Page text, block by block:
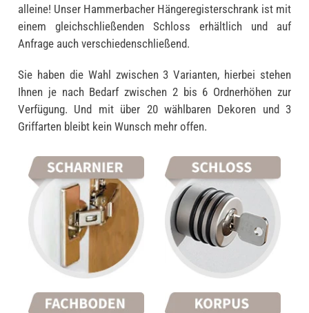
alleine! Unser Hammerbacher Hängeregisterschrank ist mit
einem gleichschließenden Schloss erhältlich und auf
Anfrage auch verschiedenschließend.
Sie haben die Wahl zwischen 3 Varianten, hierbei stehen
Ihnen je nach Bedarf zwischen 2 bis 6 Ordnerhöhen zur
Verfügung. Und mit über 20 wählbaren Dekoren und 3
Griffarten bleibt kein Wunsch mehr offen.